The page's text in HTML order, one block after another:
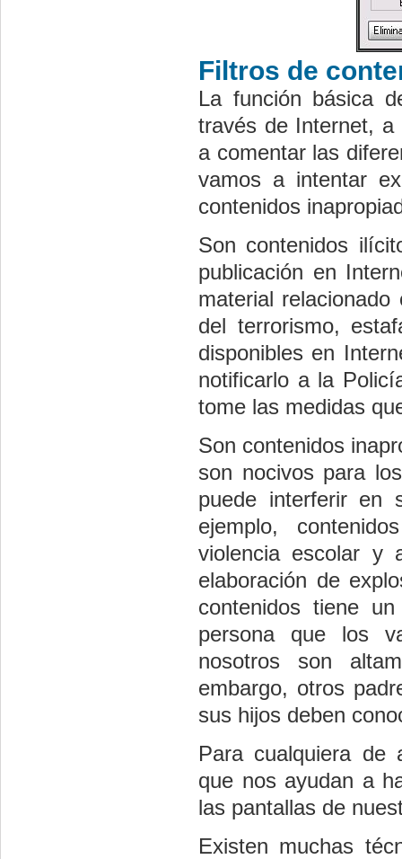
Filtros de
La función básica
través de Internet, a
a comentar las
vamos a intentar
contenidos
Son contenidos
publicación en
material
del terrorismo,
disponibles en
notificarlo a la
tome las medidas
Son contenidos
son nocivos para
puede interferir en
ejemplo,
violencia escolar y
elaboración de
contenidos tiene
persona que los
nosotros son
embargo, otros
sus hijos deben
Para cualquiera de
que nos ayudan a
las pantallas de
Existen muchas